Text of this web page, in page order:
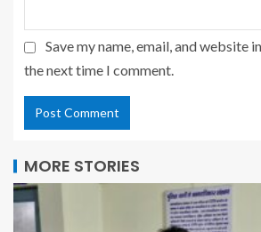
Save my name, email, and website
the next time I comment.
MORE STORIES